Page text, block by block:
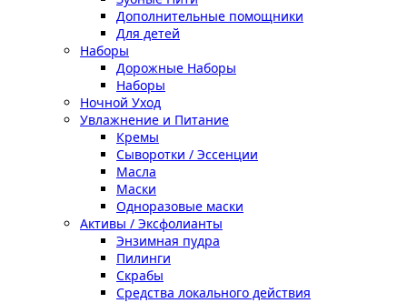
Дополнительные помощники
Для детей
Наборы
Дорожные Наборы
Наборы
Ночной Уход
Увлажнение и Питание
Кремы
Сыворотки / Эссенции
Масла
Маски
Одноразовые маски
Активы / Эксфолианты
Энзимная пудра
Пилинги
Скрабы
Средства локального действия